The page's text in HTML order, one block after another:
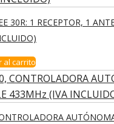
30R: 1 RECEPTOR, 1
al carrito